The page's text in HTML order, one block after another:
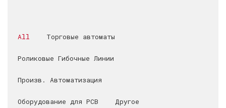
All Торговые автоматы
Роликовые Гибочные Линии
Произв. Автоматизация
Оборудование для PCB Другое